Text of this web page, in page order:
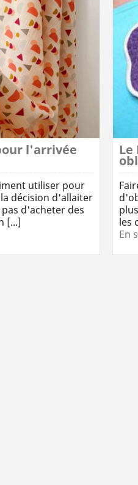
l'arrivée
utiliser pour
décision d'allaiter
d'acheter des
[...]
Le
les
En